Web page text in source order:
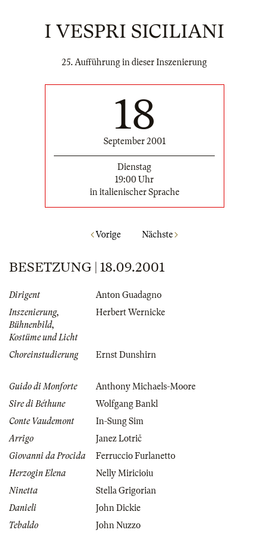
I VESPRI SICILIANI
25. Aufführung in dieser Inszenierung
18
September 2001
Dienstag
19:00 Uhr
in italienischer Sprache
Vorige Nächste
BESETZUNG | 18.09.2001
Dirigent
Anton Guadagno
Inszenierung,
Bühnenbild,
Kostüme und Licht
Herbert Wernicke
Choreinstudierung Ernst Dunshirn
Guido di Monforte
Anthony Michaels-Moore
Sire di Béthune
Wolfgang Bankl
Conte Vaudemont
In-Sung Sim
Arrigo
Janez Lotrič
Giovanni da Procida
Ferruccio Furlanetto
Herzogin Elena
Nelly Miricioiu
Ninetta
Stella Grigorian
Danieli
John Dickie
Tebaldo
John Nuzzo